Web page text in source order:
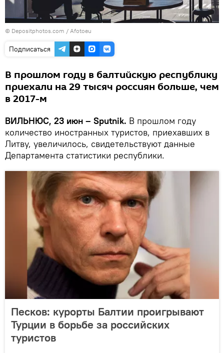
© Depositphotos.com / Afotoeu
Подписаться
В прошлом году в балтийскую республику
приехали на 29 тысяч россиян больше, чем
в 2017-м
ВИЛЬНЮС, 23 июн – Sputnik. В прошлом году
количество иностранных туристов, приехавших в
Литву, увеличилось, свидетельствуют данные
Департамента статистики республики.
Песков: курорты Балтии проигрывают
Турции в борьбе за российских
туристов